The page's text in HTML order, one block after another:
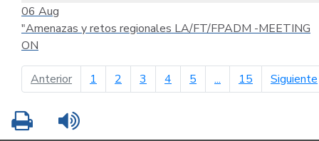
06 Aug
"Amenazas y retos regionales LA/FT/FPADM -MEETING
ON
Anteriorpágina anterior
1 2 3 4 5 ... 15 Siguiente
Imprimir